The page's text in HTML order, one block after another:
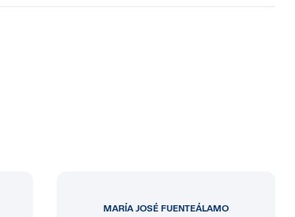
MARÍA JOSÉ FUENTEÁLAMO